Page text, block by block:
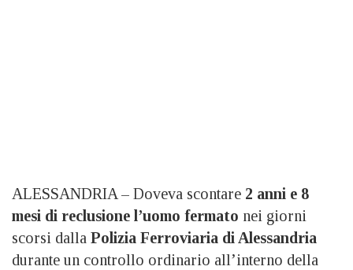
ALESSANDRIA – Doveva scontare 2 anni e 8
mesi di reclusione l’uomo fermato nei giorni
scorsi dalla Polizia Ferroviaria di Alessandria
durante un controllo ordinario all’interno della